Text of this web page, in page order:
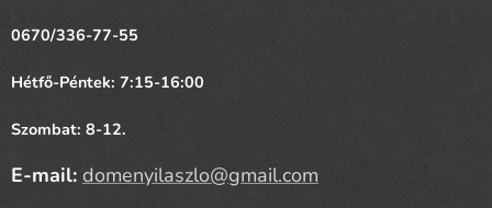
0670/336-77-55
Hétfő-Péntek: 7:15-16:00
Szombat: 8-12.
E-mail: domenyilaszlo@gmail.com